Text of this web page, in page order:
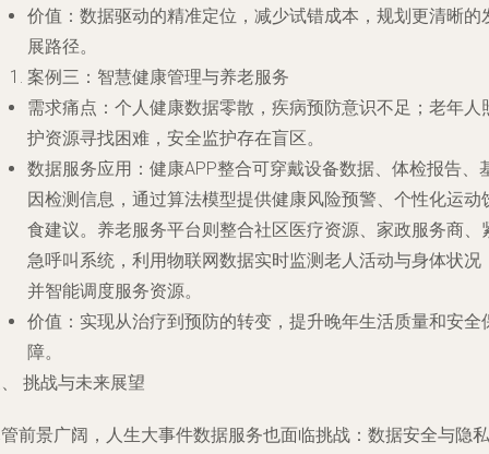
价值 ：数据驱动的精准定位，减少试错成本，规划更清晰的
展路径。
案例三：智慧健康管理与养老服务
需求痛点 ：个人健康数据零散，疾病预防意识不足；老年人
护资源寻找困难，安全监护存在盲区。
数据服务应用 ：健康APP整合可穿戴设备数据、体检报告、
因检测信息，通过算法模型提供健康风险预警、个性化运动
食建议。养老服务平台则整合社区医疗资源、家政服务商、
急呼叫系统，利用物联网数据实时监测老人活动与身体状况
并智能调度服务资源。
价值 ：实现从治疗到预防的转变，提升晚年生活质量和安全
障。
挑战与未来展望
前景广阔，人生大事件数据服务也面临挑战： 数据安全与隐私